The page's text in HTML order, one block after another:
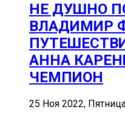
НЕ ДУШНО
ВЛАДИМИР
АННА
ЧЕМПИОН
25 Ноя 2022,